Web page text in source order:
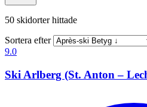
50 skidorter hittade
Sortera efter
9.0
Ski Arlberg (St. Anton –